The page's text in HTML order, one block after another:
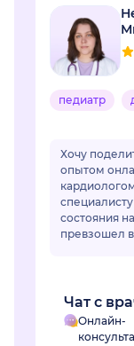
педиатр
Хочу
опытом
состояния
превзошел
Чат с
Онлайн-